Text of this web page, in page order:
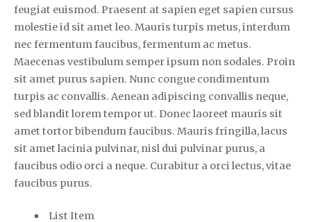
feugiat euismod. Praesent at sapien eget sapien cursus
molestie id sit amet leo. Mauris turpis metus, interdum
nec fermentum faucibus, fermentum ac metus.
Maecenas vestibulum semper ipsum non sodales. Proin
sit amet purus sapien. Nunc congue condimentum
turpis ac convallis. Aenean adipiscing convallis neque,
sed blandit lorem tempor ut. Donec laoreet mauris sit
amet tortor bibendum faucibus. Mauris fringilla, lacus
sit amet lacinia pulvinar, nisl dui pulvinar purus, a
faucibus odio orci a neque. Curabitur a orci lectus, vitae
faucibus purus.
List Item